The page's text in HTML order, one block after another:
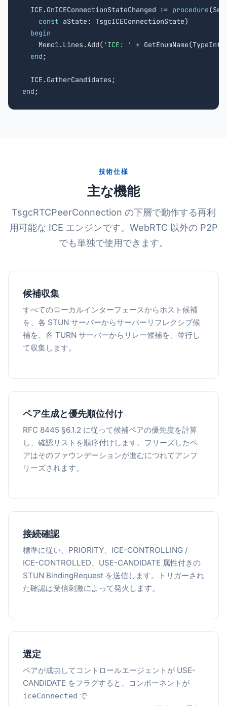
  ICE.OnICEConnectionStateChanged :=
procedure
const aState: TsgcICEConnectionState)
begin
    Memo1.Lines.Add(
'ICE: '
+
end ;
end ;
技術仕様
主な機能
TsgcRTCPeerConnection の下層で動作する再利
用可能な ICE エンジンです。WebRTC 以外の P2P
でも単独で使用できます。
候補収集
すべてのローカルインターフェースからホスト候補
を、各 STUN サーバーからサーバーリフレクシブ候
補を、各 TURN サーバーからリレー候補を、並行し
て収集します。
ペア生成と優先順位付け
RFC 8445 §6.1.2 に従って候補ペアの優先度を計算
し、確認リストを順序付けします。フリーズしたペ
アはそのファウンデーションが進むにつれてアンフ
リーズされます。
接続確認
標準に従い、PRIORITY、ICE-CONTROLLING /
ICE-CONTROLLED、USE-CANDIDATE 属性付きの
STUN BindingRequest を送信します。トリガーされ
た確認は受信刺激によって発火します。
選定
ペアが成功してコントロールエージェントが USE-
CANDIDATE をフラグすると、コンポーネントが
iceConnected で